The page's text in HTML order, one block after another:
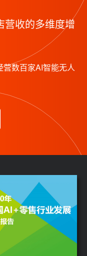
营收的多维度增
数百家AI智能无人